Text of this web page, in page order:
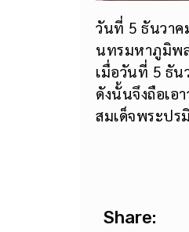
วันที่ 5 ธันวา
นทรมหาภูมิพ
เมื่อวันที่ 5 ธั
ดังนั้นจึงถือเ
สมเด็จพระป
Share: